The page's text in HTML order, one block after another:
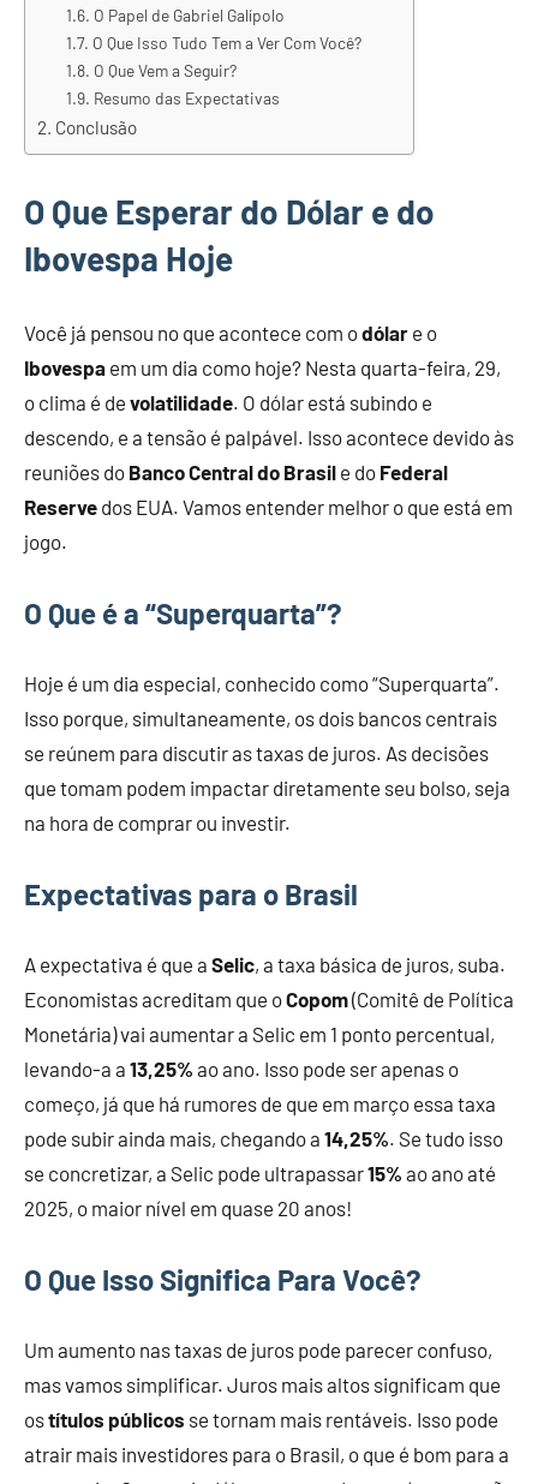
O Papel de Gabriel Galípolo
O Que Isso Tudo Tem a Ver Com Você?
O Que Vem a Seguir?
Resumo das Expectativas
Conclusão
O Que Esperar do Dólar e do
Ibovespa Hoje
Você já pensou no que acontece com odólar e o
Ibovespa em um dia como hoje? Nesta quarta-feira, 29,
o clima é de volatilidade. O dólar está subindo e
descendo, e a tensão é palpável. Isso acontece devido às
reuniões do Banco Central do Brasil e do Federal
Reserve dos EUA. Vamos entender melhor o que está em
jogo.
O Que é a “Superquarta”?
Hoje é um dia especial, conhecido como “Superquarta”.
Isso porque, simultaneamente, os dois bancos centrais
se reúnem para discutir as taxas de juros. As decisões
que tomam podem impactar diretamente seu bolso, seja
na hora de comprar ou investir.
Expectativas para o Brasil
A expectativa é que a Selic, a taxa básica de juros, suba.
Economistas acreditam que oCopom(Comitê de Política
Monetária) vai aumentar a Selic em 1 ponto percentual,
levando-a a 13,25% ao ano. Isso pode ser apenas o
começo, já que há rumores de que em março essa taxa
pode subir ainda mais, chegando a 14,25%. Se tudo isso
se concretizar, a Selic pode ultrapassar15% ao ano até
2025, o maior nível em quase 20 anos!
O Que Isso Significa Para Você?
Um aumento nas taxas de juros pode parecer confuso,
mas vamos simplificar. Juros mais altos significam que
ostítulos públicos se tornam mais rentáveis. Isso pode
atrair mais investidores para o Brasil, o que é bom para a